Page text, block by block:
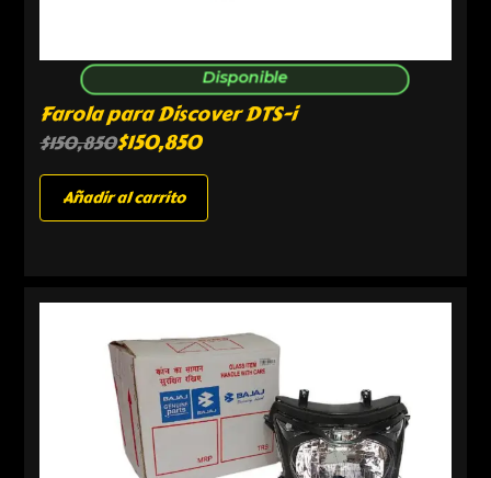
Disponible
Farola para Discover DTS-i
$150,850$150,850
Añadir al carrito